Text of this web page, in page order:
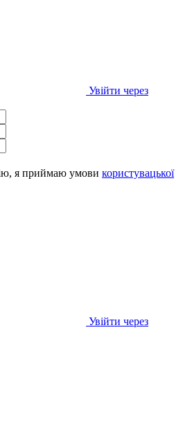
Увійти через
я приймаю умови користувацької
Увійти через